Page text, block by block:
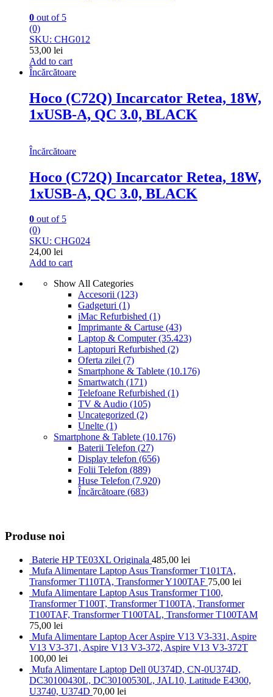
0 out of 5
(0)
SKU: CHG012
53,00 lei
Add to cart
Încărcătoare
Hoco (C72Q) Incarcator Retea, 18W,
1xUSB-A, QC 3.0, BLACK
Încărcătoare
Hoco (C72Q) Incarcator Retea, 18W,
1xUSB-A, QC 3.0, BLACK
0 out of 5
(0)
SKU: CHG024
24,00 lei
Add to cart
Show All Categories
Accesorii (123)
Gadgeturi (1)
iMac Refurbished (1)
Imprimante & Cartuse (43)
Laptop & Computer(35.423)
Laptopuri Refurbished (2)
Oferta zilei (7)
Smartphone & Tablete (10.176)
Smartwatch (171)
Telefoane Refurbished (1)
TV & Audio (105)
Uncategorized (2)
Unelte (1)
Smartphone & Tablete (10.176)
Baterii Telefon (27)
Display telefon (656)
Folii Telefon (889)
Huse Telefon (7.920)
Încărcătoare (683)
Produse noi
Baterie HP TE03XL Originala 485,00 lei
Mufa Alimentare Laptop Asus Transformer T101TA,
Transformer T110TA, Transformer Y100TAF 75,00 lei
Mufa Alimentare Laptop Asus Transformer T100,
Transformer T100T, Transformer T100TA, Transformer
T100TAF, Transformer T100TAL, Transformer T100TAM
75,00 lei
Mufa Alimentare Laptop Acer Aspire V13 V3-331, Aspire
V13 V3-371, Aspire V13 V3-372, Aspire V13 V3-372T
100,00 lei
Mufa Alimentare Laptop Dell 0U374D, CN-0U374D,
DC30100430L, DC30100530L, JAL10, Latitude E4300,
U3740, U374D 70,00 lei